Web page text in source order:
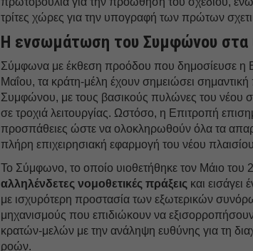
τρίτες χώρες για την υπογραφή των πρώτων
Η ενσωμάτωση του Συμφώνου στα
Σύμφωνα με έκθεση προόδου που δημοσίευσε η
Μαΐου, τα κράτη-μέλη έχουν σημειώσει
Συμφώνου, με τους βασικούς πυλώνες του νέου
σε τροχιά λειτουργίας. Ωστόσο, η Επιτροπή
προσπάθειες ώστε να ολοκληρωθούν όλα τα
πλήρη επιχειρησιακή εφαρμογή του νέου
Το Σύμφωνο, το οποίο υιοθετήθηκε τον Μάιο του
αλληλένδετες νομοθετικές πράξεις και εισάγει
με ισχυρότερη προστασία των εξωτερικών
μηχανισμούς που επιδιώκουν να
κρατών-μελών με την ανάληψη ευθύνης για τη
ροών.